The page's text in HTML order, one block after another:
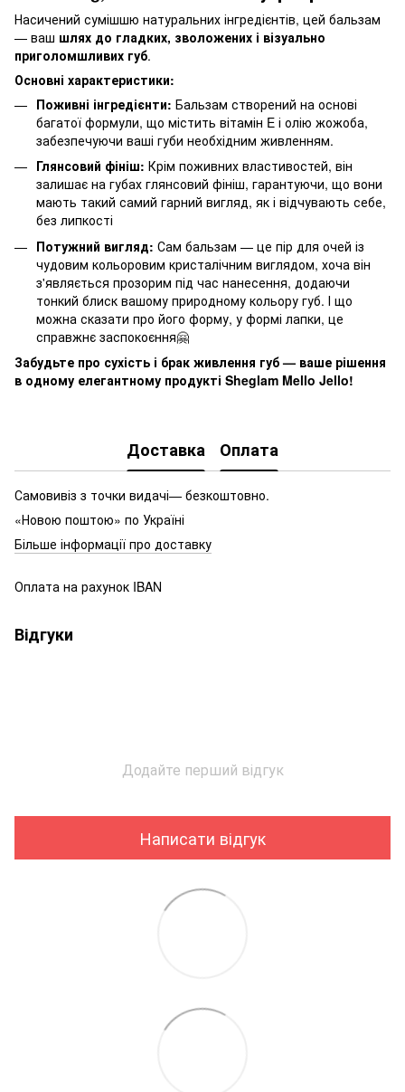
Насичений сумішшю натуральних інгредієнтів, цей бальзам
— ваш шлях до гладких, зволожених і візуально
приголомшливих губ.
Основні характеристики:
Поживні інгредієнти: Бальзам створений на основі
багатої формули, що містить вітамін E і олію жожоба,
забезпечуючи ваші губи необхідним живленням.
Глянсовий фініш: Крім поживних властивостей, він
залишає на губах глянсовий фініш, гарантуючи, що вони
мають такий самий гарний вигляд, як і відчувають себе,
без липкості
Потужний вигляд: Сам бальзам — це пір для очей із
чудовим кольоровим кристалічним виглядом, хоча він
з'являється прозорим під час нанесення, додаючи
тонкий блиск вашому природному кольору губ. І що
можна сказати про його форму, у формі лапки, це
справжнє заспокоєння🤗
Забудьте про сухість і брак живлення губ — ваше рішення
в одному елегантному продукті Sheglam Mello Jello!
Доставка Оплата
Самовивіз з точки видачі— безкоштовно.
«Новою поштою» по Україні
Більше інформації про доставку
Оплата на рахунок IBAN
Відгуки
Додайте перший відгук
Написати відгук